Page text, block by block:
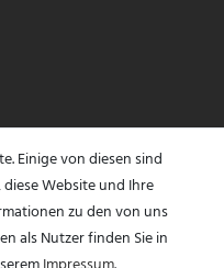
Einige von diesen sind
Website und Ihre
zu den von uns
als Nutzer finden Sie in